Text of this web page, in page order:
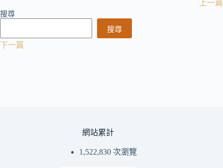
上一篇
搜尋
搜尋
下一篇
網站累計
1,522,830 次瀏覽